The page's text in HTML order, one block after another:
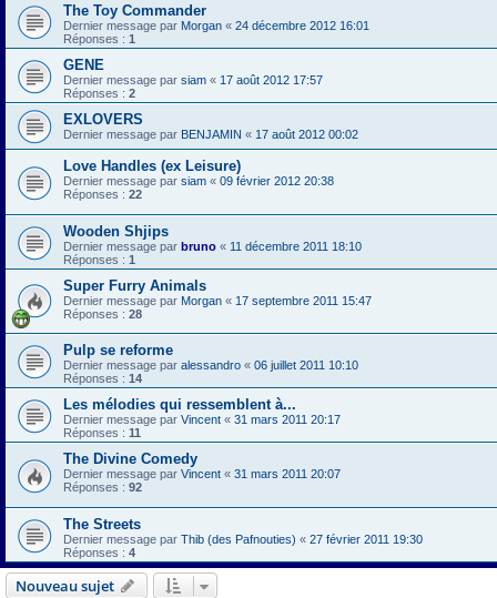
The Toy Commander
Dernier message par Morgan « 24 décembre 2012 16:01
Réponses : 1
GENE
Dernier message par siam « 17 août 2012 17:57
Réponses : 2
EXLOVERS
Dernier message par BENJAMIN « 17 août 2012 00:02
Love Handles (ex Leisure)
Dernier message par siam « 09 février 2012 20:38
Réponses : 22
Wooden Shjips
Dernier message par bruno « 11 décembre 2011 18:10
Réponses : 1
Super Furry Animals
Dernier message par Morgan « 17 septembre 2011 15:47
Réponses : 28
Pulp se reforme
Dernier message par alessandro « 06 juillet 2011 10:10
Réponses : 14
Les mélodies qui ressemblent à...
Dernier message par Vincent « 31 mars 2011 20:17
Réponses : 11
The Divine Comedy
Dernier message par Vincent « 31 mars 2011 20:07
Réponses : 92
The Streets
Dernier message par Thib (des Pafnouties) « 27 février 2011 19:30
Réponses : 4
Nouveau sujet